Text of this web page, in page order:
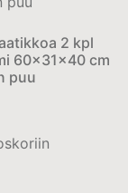
2 kpl
60x31x40 cm
puu